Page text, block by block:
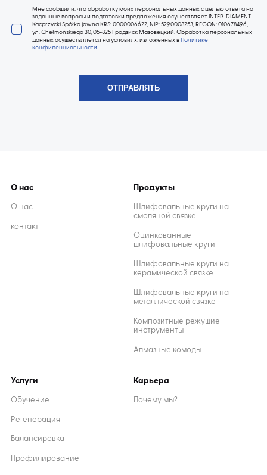
Мне сообщили, что обработку моих персональных данных с целью ответа на
заданные вопросы и подготовки предложения осуществляет INTER-DIAMENT
Kacprzycki Spółka jawna KRS: 0000006622, NIP: 5290008253, REGON: 010678496,
ул. Chełmońskiego 30, 05-825 Гродзиск Мазовецкий. Обработка персональных
данных осуществляется на условиях, изложенных в Политике
конфиденциальности.
О нас
О нас
контакт
Продукты
Шлифовальные круги на
смоляной связке
Оцинкованные
шлифовальные круги
Шлифовальные круги на
керамической связке
Шлифовальные круги на
металлической связке
Композитные режущие
инструменты
Алмазные комоды
Услуги
Обучение
Регенерация
Балансировка
Профилирование
Карьера
Почему мы?